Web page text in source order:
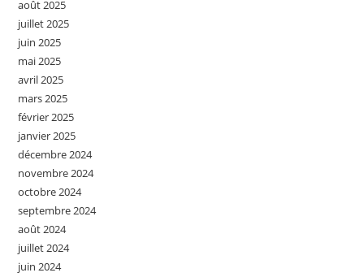
août 2025
juillet 2025
juin 2025
mai 2025
avril 2025
mars 2025
février 2025
janvier 2025
décembre 2024
novembre 2024
octobre 2024
septembre 2024
août 2024
juillet 2024
juin 2024